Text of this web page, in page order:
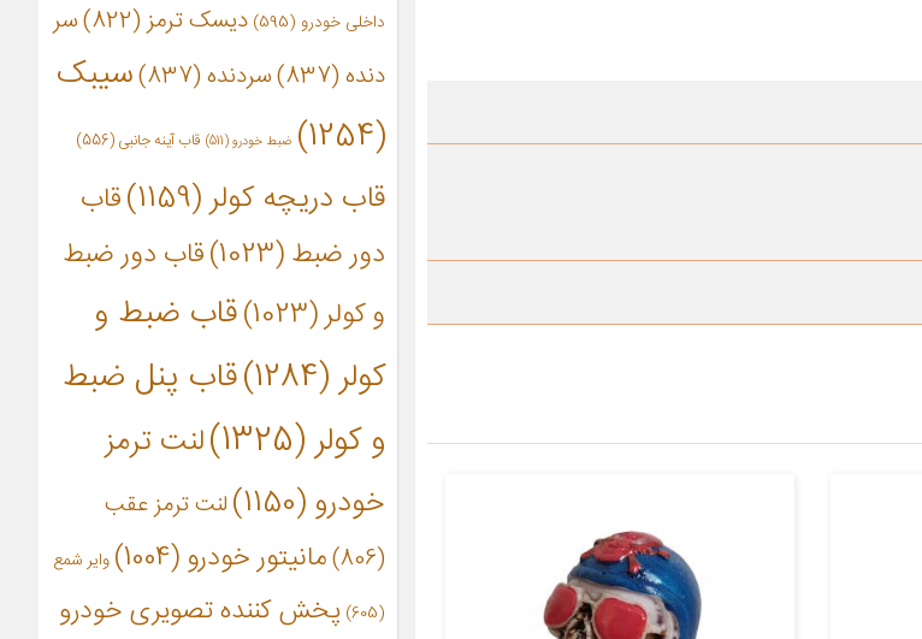
داخلی خودرو (595) دیسک ترمز(822)
سر
دنده(837) سردنده(837)
سیبک
(1254)
ضبط خودرو(511) قاب آینه جانبی (556)
قاب دریچه کولر(1159)
قاب
دور ضبط(1023)
قاب دور ضبط
و کولر(1023)
قاب ضبط و
کولر(1284)
قاب پنل ضبط
و کولر(1325)
لنت ترمز
خودرو(1150)
لنت ترمز عقب
(806)
مانیتور خودرو(1004)
وایر شمع
(605)
پخش کننده تصویری خودرو